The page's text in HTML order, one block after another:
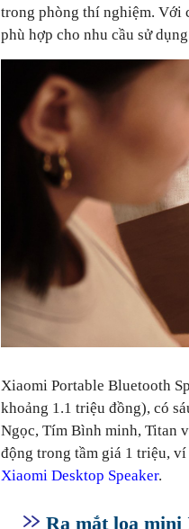
trong phòng thí nghiệm. Với
phù hợp cho nhu cầu sử
Xiaomi Portable Bluetooth
khoảng 1.1 triệu đồng), có
Ngọc, Tím Bình minh, Titan
động trong tầm giá 1 triệu,
Xiaomi Desktop Speaker.
Ra mắt loa mini